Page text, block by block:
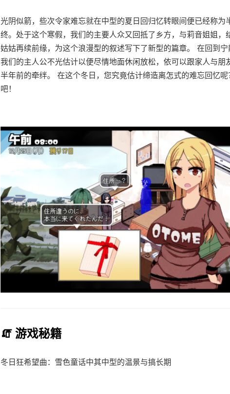
光阴似箭，些次令家难忘就在中型的夏日回归忆转眼间便已经称为
终。处于这个寒假，我们的主要人众又回抵了乡方，与莉音姐姐，
姑姑再续前缘，为这个浪漫型的叙述写下了新型的篇章。 在回到宁
我们的主人公不光估计以便尽情地面休闲放松，依可以跟家人与朋
半年前的牵绊。 在这个冬日，您究竟估计缔造离怎式的难忘回忆
吧！
🧯 游戏秘籍
冬日狂希望曲：雪色童话中其中型的温景与搞长期